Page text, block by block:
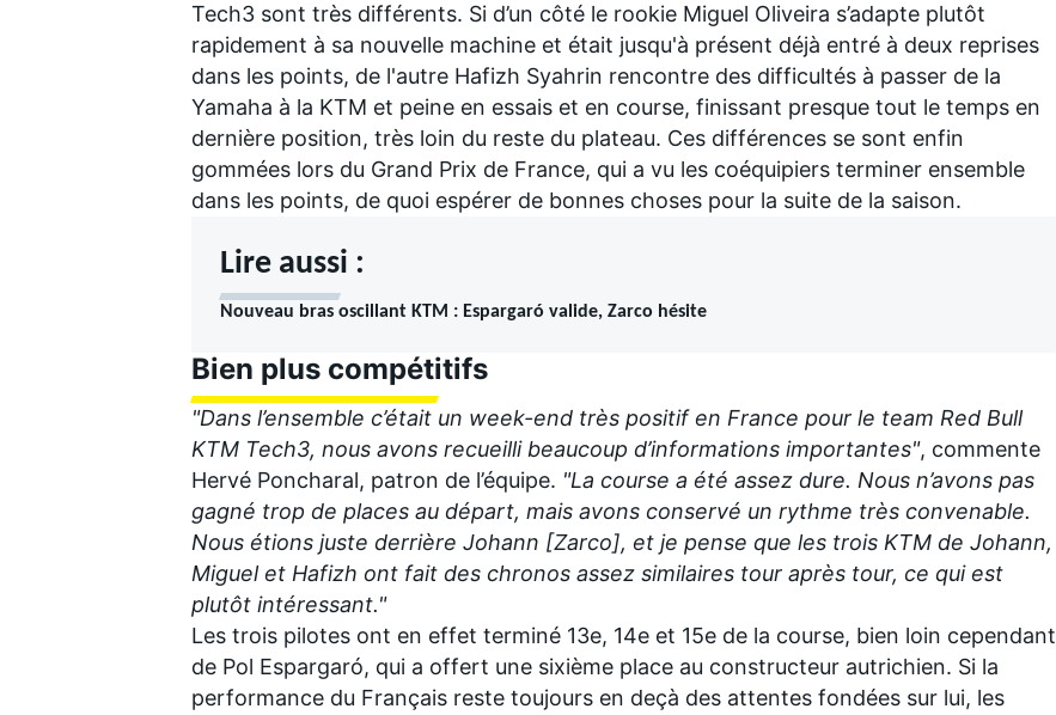
Tech3 sont très différents. Si d’un côté le rookie Miguel Oliveira s’adapte plutôt
rapidement à sa nouvelle machine et était jusqu'à présent déjà entré à deux reprises
dans les points, de l'autre Hafizh Syahrin rencontre des difficultés à passer de la
Yamaha à la KTM et peine en essais et en course, finissant presque tout le temps en
dernière position, très loin du reste du plateau. Ces différences se sont enfin
gommées lors du Grand Prix de France, qui a vu les coéquipiers terminer ensemble
dans les points, de quoi espérer de bonnes choses pour la suite de la saison.
Lire aussi :
Nouveau bras oscillant KTM : Espargaró valide, Zarco hésite
Bien plus compétitifs
"Dans l’ensemble c’était un week-end très positif en France pour le team Red Bull
KTM Tech3, nous avons recueilli beaucoup d’informations importantes", commente
Hervé Poncharal, patron de l’équipe. "La course a été assez dure. Nous n’avons pas
gagné trop de places au départ, mais avons conservé un rythme très convenable.
Nous étions juste derrière Johann [Zarco], et je pense que les trois KTM de Johann,
Miguel et Hafizh ont fait des chronos assez similaires tour après tour, ce qui est
plutôt intéressant."
Les trois pilotes ont en effet terminé 13e, 14e et 15e de la course, bien loin cependant
de Pol Espargaró, qui a offert une sixième place au constructeur autrichien. Si la
performance du Français reste toujours en deçà des attentes fondées sur lui, les